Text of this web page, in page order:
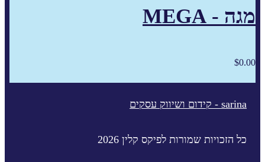
מגה - MEGA
$0.00
sarina - קידום ושיווק עסקים
כל הזכויות שמורות לפיקס קלין 2026